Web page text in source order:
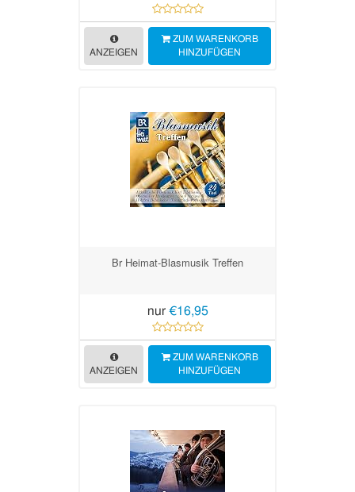
ANZEIGEN
ZUM WARENKORB
HINZUFÜGEN
Br Heimat-Blasmusik Treffen
nur €16,95
ANZEIGEN
ZUM WARENKORB
HINZUFÜGEN